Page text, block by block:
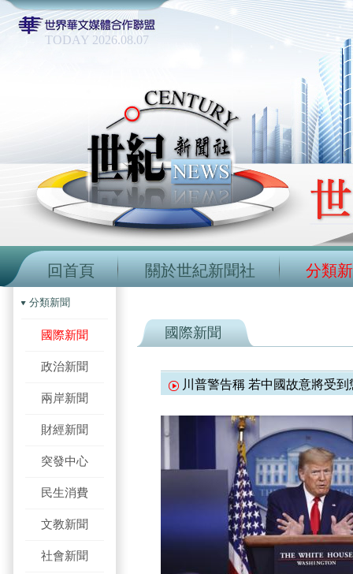
TODAY 2026.08.07
回首頁 關於世紀新聞社 分類
分類新聞
國際新聞
政治新聞
兩岸新聞
財經新聞
突發中心
民生消費
文教新聞
社會新聞
國際新聞
川普警告稱 若中國故意將受到